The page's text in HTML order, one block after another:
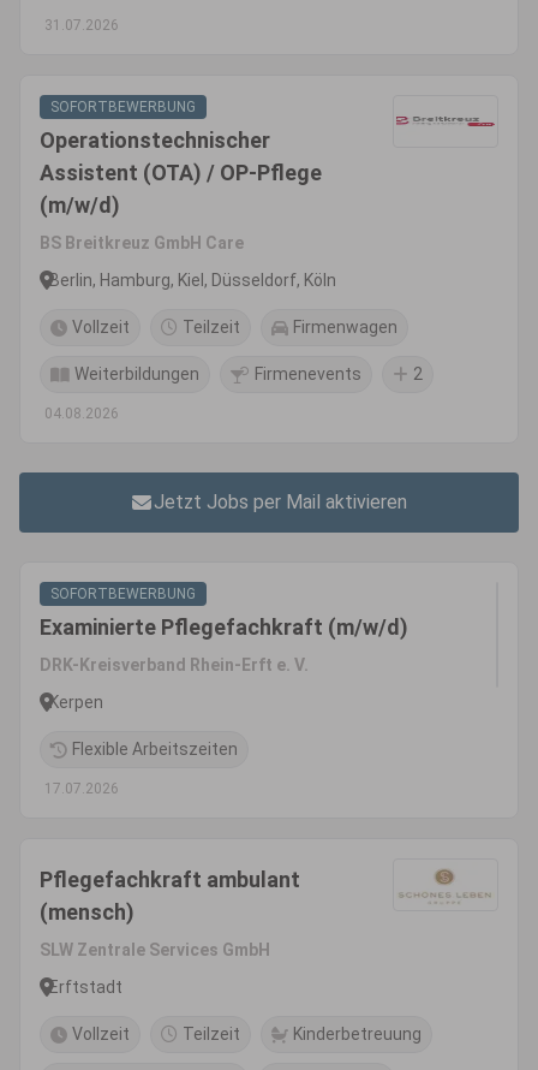
31.07.2026
SOFORTBEWERBUNG
Operationstechnischer
Assistent (OTA) / OP-Pflege
(m/w/d)
BS Breitkreuz GmbH Care
Berlin, Hamburg, Kiel, Düsseldorf, Köln
Vollzeit Teilzeit Firmenwagen
Weiterbildungen Firmenevents 2
04.08.2026
Jetzt Jobs per Mail aktivieren
SOFORTBEWERBUNG
Examinierte Pflegefachkraft (m/w/d)
DRK-Kreisverband Rhein-Erft e. V.
Kerpen
Flexible Arbeitszeiten
17.07.2026
Pflegefachkraft ambulant
(mensch)
SLW Zentrale Services GmbH
Erftstadt
Vollzeit Teilzeit Kinderbetreuung